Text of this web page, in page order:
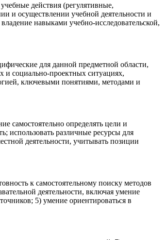
действия (регулятивные,
и осуществлении учебной деятельности и
навыками учебно-исследовательской,
для данной предметной области,
и социально-проектных ситуациях,
ключевыми понятиями, методами и
самостоятельно определять цели и
использовать различные ресурсы для
деятельности, учитывать позиции
к самостоятельному поиску методов
деятельности, включая умение
5) умение ориентироваться в